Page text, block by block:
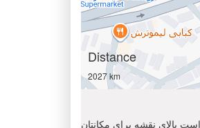
Distance
2027 km
بالای نقشه برای مکانتان